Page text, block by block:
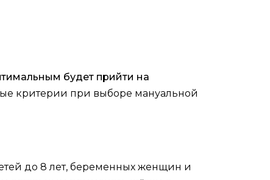
будет прийти на
критерии при выборе мануальной
до 8 лет, беременных женщин и